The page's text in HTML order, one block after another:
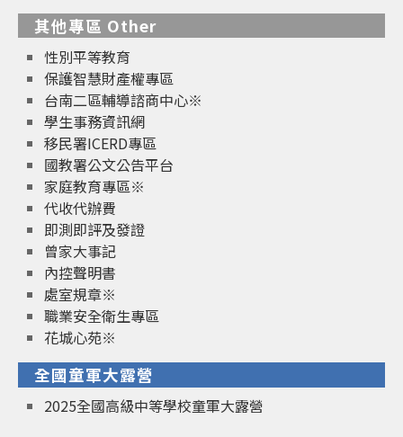
其他專區 Other
性別平等教育
保護智慧財產權專區
台南二區輔導諮商中心※
學生事務資訊網
移民署ICERD專區
國教署公文公告平台
家庭教育專區※
代收代辦費
即測即評及發證
曾家大事記
內控聲明書
處室規章※
職業安全衛生專區
花城心苑※
全國童軍大露營
2025全國高級中等學校童軍大露營